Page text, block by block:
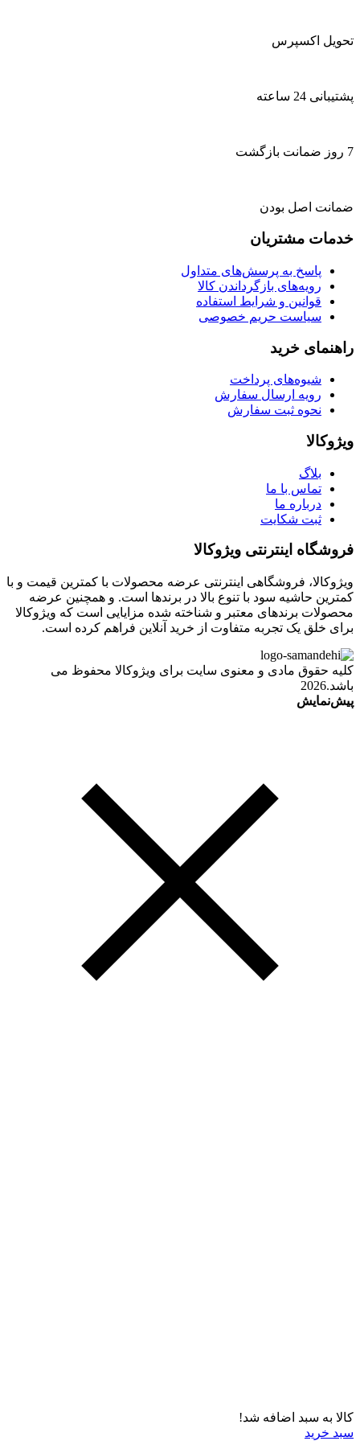
تحویل اکسپرس
پشتیبانی 24 ساعته
7 روز ضمانت بازگشت
ضمانت اصل بودن
خدمات مشتریان
پاسخ به پرسش‌های متداول
رویه‌های بازگرداندن کالا
قوانین و شرایط استفاده
سیاست حریم خصوصی
راهنمای خرید
شیوه‌های پرداخت
رویه ارسال سفارش
نحوه ثبت سفارش
ویژوکالا
بلاگ
تماس با ما
درباره ما
ثبت شکایت
فروشگاه اینترنتی ویژوکالا
ویژوکالا، فروشگاهی اینترنتی عرضه محصولات با کمترین قیمت و با
کمترین حاشیه سود با تنوع بالا در برندها است. و همچنین عرضه
محصولات برندهای معتبر و شناخته شده مزایایی است که ویژوکالا
برای خلق یک تجربه متفاوت از خرید آنلاین فراهم کرده است.
کلیه حقوق مادی و معنوی سایت برای ویژوکالا محفوظ می
باشد.2026
پیش‌نمایش
کالا به سبد اضافه شد!
سبد خرید